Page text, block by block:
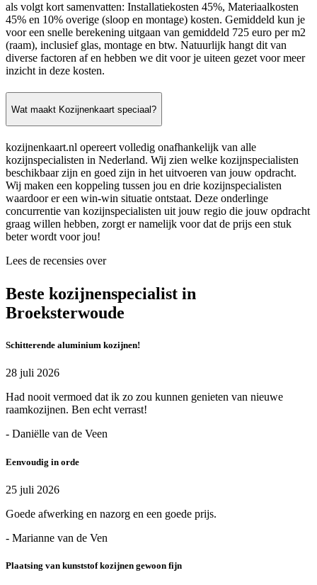
als volgt kort samenvatten: Installatiekosten 45%, Materiaalkosten
45% en 10% overige (sloop en montage) kosten. Gemiddeld kun je
voor een snelle berekening uitgaan van gemiddeld 725 euro per m2
(raam), inclusief glas, montage en btw. Natuurlijk hangt dit van
diverse factoren af en hebben we dit voor je uiteen gezet voor meer
inzicht in deze kosten.
Wat maakt Kozijnenkaart speciaal?
kozijnenkaart.nl opereert volledig onafhankelijk van alle
kozijnspecialisten in Nederland. Wij zien welke kozijnspecialisten
beschikbaar zijn en goed zijn in het uitvoeren van jouw opdracht.
Wij maken een koppeling tussen jou en drie kozijnspecialisten
waardoor er een win-win situatie ontstaat. Deze onderlinge
concurrentie van kozijnspecialisten uit jouw regio die jouw opdracht
graag willen hebben, zorgt er namelijk voor dat de prijs een stuk
beter wordt voor jou!
Lees de recensies over
Beste kozijnenspecialist in
Broeksterwoude
Schitterende aluminium kozijnen!
28 juli 2026
Had nooit vermoed dat ik zo zou kunnen genieten van nieuwe
raamkozijnen. Ben echt verrast!
- Daniëlle van de Veen
Eenvoudig in orde
25 juli 2026
Goede afwerking en nazorg en een goede prijs.
- Marianne van de Ven
Plaatsing van kunststof kozijnen gewoon fijn